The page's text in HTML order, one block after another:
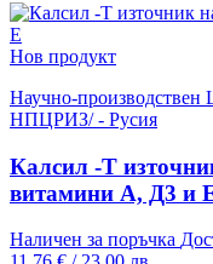
Нов продукт
Научно-производствен
НПЦРИЗ/ - Русия
Калсил -Т
витамини А, Д3 и
Наличен за поръчка